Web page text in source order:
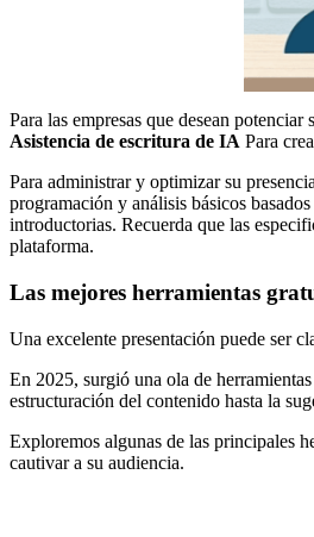
Para las empresas que desean
Asistencia de escritura de IA Para
Para administrar y optimizar su
programación y análisis básicos
introductorias. Recuerda que las
plataforma.
Las mejores herramientas
Una excelente presentación puede ser
En 2025, surgió una ola de
estructuración del contenido hasta la
Exploremos algunas de las principales
cautivar a su audiencia.